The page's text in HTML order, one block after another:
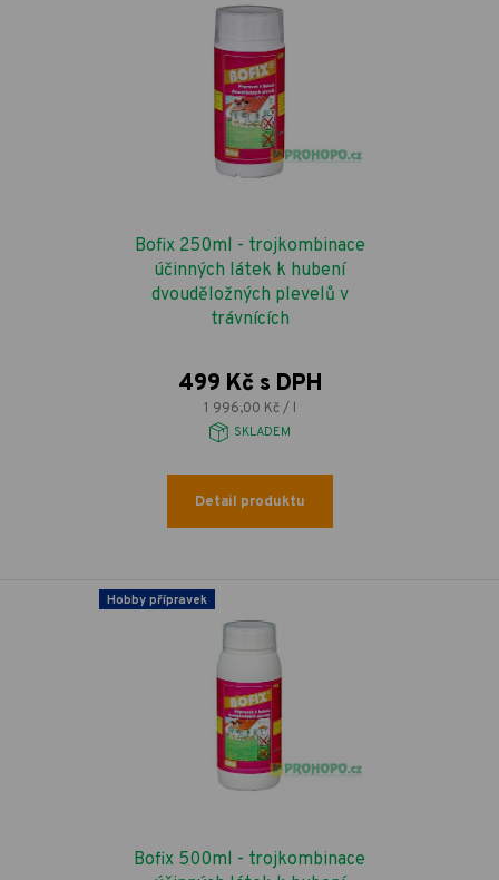
Bofix 250ml - trojkombinace
účinných látek k hubení
dvouděložných plevelů v
trávnících
499 Kč s DPH
1 996,00 Kč / l
SKLADEM
Detail produktu
Hobby přípravek
Bofix 500ml - trojkombinace